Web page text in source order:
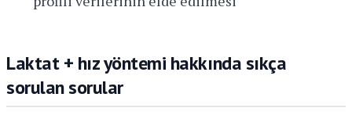
Laktat + hız yöntemi hakkında sıkça
sorulan sorular